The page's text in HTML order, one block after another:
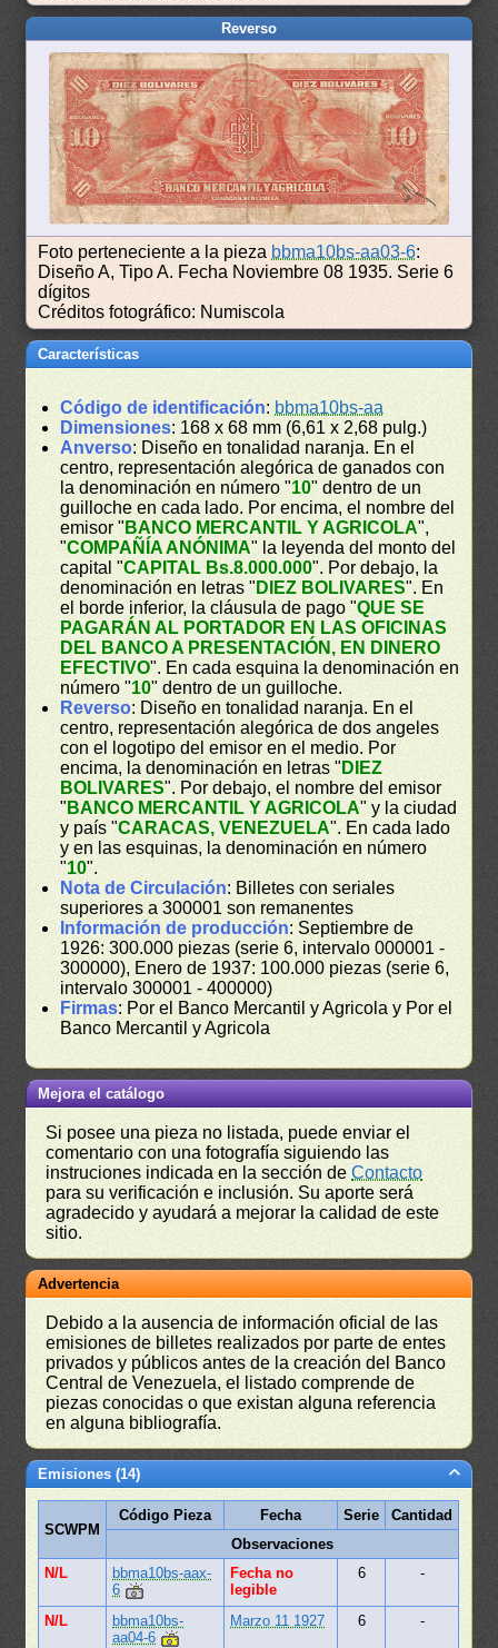
Reverso
Foto perteneciente a la pieza bbma10bs-aa03-6:
Diseño A, Tipo A. Fecha Noviembre 08 1935. Serie 6
dígitos
Créditos fotográfico: Numiscola
Características
Código de identificación: bbma10bs-aa
Dimensiones: 168 x 68 mm (6,61 x 2,68 pulg.)
Anverso: Diseño en tonalidad naranja. En el
centro, representación alegórica de ganados con
la denominación en número "10" dentro de un
guilloche en cada lado. Por encima, el nombre del
emisor " BANCO MERCANTIL Y AGRICOLA",
"COMPAÑÍA ANÓNIMA" la leyenda del monto del
capital "CAPITAL Bs.8.000.000". Por debajo, la
denominación en letras " DIEZ BOLIVARES". En
el borde inferior, la cláusula de pago "QUE SE
PAGARÁN AL PORTADOR EN LAS OFICINAS
DEL BANCO A PRESENTACIÓN, EN DINERO
EFECTIVO". En cada esquina la denominación en
número "10" dentro de un guilloche.
Reverso: Diseño en tonalidad naranja. En el
centro, representación alegórica de dos angeles
con el logotipo del emisor en el medio. Por
encima, la denominación en letras " DIEZ
BOLIVARES". Por debajo, el nombre del emisor
" BANCO MERCANTIL Y AGRICOLA" y la ciudad
y país "CARACAS, VENEZUELA". En cada lado
y en las esquinas, la denominación en número
"10".
Nota de Circulación: Billetes con seriales
superiores a 300001 son remanentes
Información de producción: Septiembre de
1926: 300.000 piezas (serie 6, intervalo 000001 -
300000), Enero de 1937: 100.000 piezas (serie 6,
intervalo 300001 - 400000)
Firmas: Por el Banco Mercantil y Agricola y Por el
Banco Mercantil y Agricola
Mejora el catálogo
Si posee una pieza no listada, puede enviar el
comentario con una fotografía siguiendo las
instruciones indicada en la sección deContacto
para su verificación e inclusión. Su aporte será
agradecido y ayudará a mejorar la calidad de este
sitio.
Advertencia
Debido a la ausencia de información oficial de las
emisiones de billetes realizados por parte de entes
privados y públicos antes de la creación del Banco
Central de Venezuela, el listado comprende de
piezas conocidas o que existan alguna referencia
en alguna bibliografía.
Emisiones (14)
SCWPM
Código Pieza Fecha Serie
Cantidad
Observaciones
N/L
bbma10bs-aax-
6
Fecha no
legible
6 -
N/L
bbma10bs-
aa04-6
Marzo 11 1927 6 -